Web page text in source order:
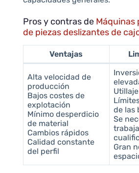
Pros y contras de Máquinas
de piezas deslizantes de
Ventajas
Alta velocidad de
producción
Bajos costes de
explotación
Mínimo desperdicio
de material
Cambios rápidos
Calidad constante
del perfil
de las
Se
Gran